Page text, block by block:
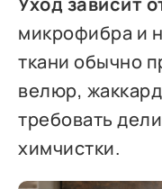
микрофибра и
ткани обычно
велюр,
требовать
химчистки.